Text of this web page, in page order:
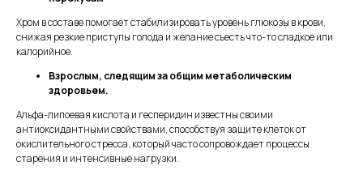
Хром в составе помогает стабилизировать уровень глюкозы в крови,
снижая резкие приступы голода и желание съесть что-то сладкое или
калорийное.
Взрослым, следящим за общим метаболическим
здоровьем.
Альфа-липоевая кислота и гесперидин известны своими
антиоксидантными свойствами, способствуя защите клеток от
окислительного стресса, который часто сопровождает процессы
старения и интенсивные нагрузки.